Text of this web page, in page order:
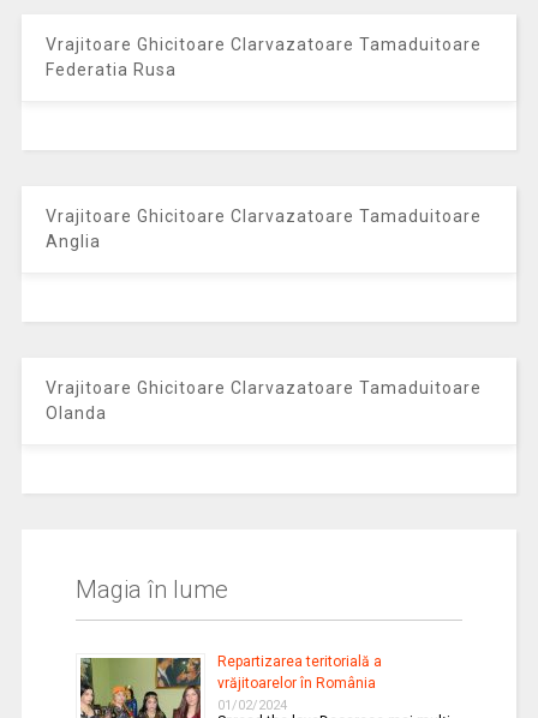
Vrajitoare Ghicitoare Clarvazatoare Tamaduitoare
Federatia Rusa
Vrajitoare Ghicitoare Clarvazatoare Tamaduitoare
Anglia
Vrajitoare Ghicitoare Clarvazatoare Tamaduitoare
Olanda
Magia în lume
Repartizarea teritorială a
vrăjitoarelor în România
01/02/2024